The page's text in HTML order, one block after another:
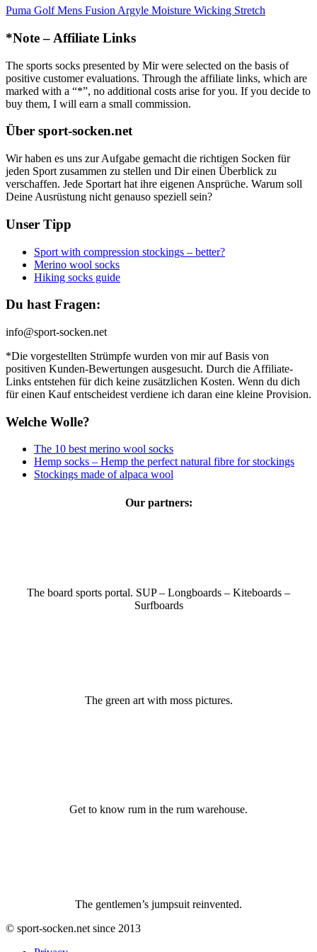
Puma Golf Mens Fusion Argyle Moisture Wicking Stretch
*Note – Affiliate Links
The sports socks presented by Mir were selected on the basis of
positive customer evaluations. Through the affiliate links, which are
marked with a “*”, no additional costs arise for you. If you decide to
buy them, I will earn a small commission.
Über sport-socken.net
Wir haben es uns zur Aufgabe gemacht die richtigen Socken für
jeden Sport zusammen zu stellen und Dir einen Überblick zu
verschaffen. Jede Sportart hat ihre eigenen Ansprüche. Warum soll
Deine Ausrüstung nicht genauso speziell sein?
Unser Tipp
Sport with compression stockings – better?
Merino wool socks
Hiking socks guide
Du hast Fragen:
info@sport-socken.net
*Die vorgestellten Strümpfe wurden von mir auf Basis von
positiven Kunden-Bewertungen ausgesucht. Durch die Affiliate-
Links entstehen für dich keine zusätzlichen Kosten. Wenn du dich
für einen Kauf entscheidest verdiene ich daran eine kleine Provision.
Welche Wolle?
The 10 best merino wool socks
Hemp socks – Hemp the perfect natural fibre for stockings
Stockings made of alpaca wool
Our partners:
The board sports portal. SUP – Longboards – Kiteboards –
Surfboards
The green art with moss pictures.
Get to know rum in the rum warehouse.
The gentlemen’s jumpsuit reinvented.
© sport-socken.net since 2013